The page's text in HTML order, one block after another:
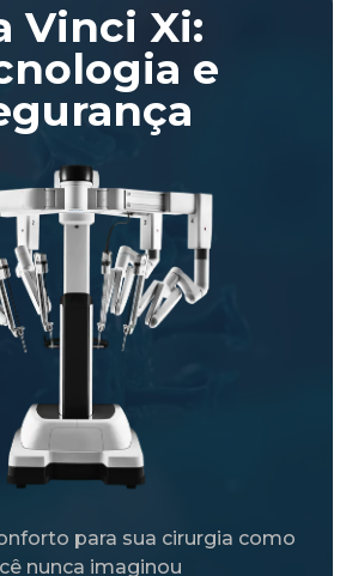
Vinci Xi:
e
para sua cirurgia como
nunca imaginou